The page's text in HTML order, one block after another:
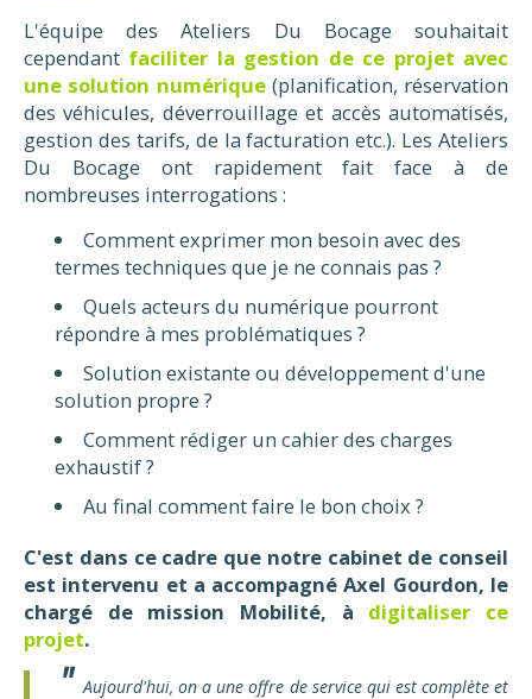
L'équipe des Ateliers Du Bocage souhaitait
cependant faciliter la gestion de ce projet avec
une solution numérique(planification, réservation
des véhicules, déverrouillage et accès automatisés,
gestion des tarifs, de la facturation etc.). Les Ateliers
Du Bocage ont rapidement fait face à de
nombreuses interrogations :
Comment exprimer mon besoin avec des
termes techniques que je ne connais pas ?
Quels acteurs du numérique pourront
répondre à mes problématiques ?
Solution existante ou développement d'une
solution propre ?
Comment rédiger un cahier des charges
exhaustif ?
Au final comment faire le bon choix ?
C'est dans ce cadre que notre cabinet de conseil
est intervenu et a accompagné Axel Gourdon, le
chargé de mission Mobilité, à digitaliser ce
projet.
Aujourd'hui, on a une offre de service qui est complète et